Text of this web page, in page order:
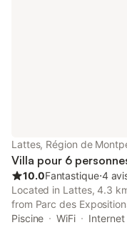
Lattes, Région de
Villa pour 6
10.0Fantastique⋅4
Located in Lattes, 4.3
from Parc des
piscine. Offers a garden
Piscine WiFi
Internet